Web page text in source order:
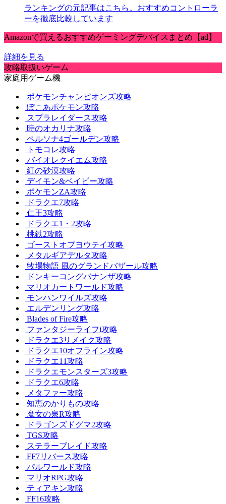
ランキングの元記事はこちら。おすすめコントローラ
ーを徹底比較しています
Amazonで買えるおすすめゲーミングデバイスまとめ【ad】
詳細を見る
攻略取扱いゲーム
家庭用ゲーム機
ポケモンチャンピオンズ攻略
ぽこあポケモン攻略
スプラレイダース攻略
時のオカリナ攻略
ペルソナ4ゴールデン攻略
トモコレ攻略
バイオレクイエム攻略
紅の砂漠攻略
デイモン&ベイビー攻略
ポケモンZA攻略
ドラクエ7攻略
仁王3攻略
ドラクエ1・2攻略
桃鉄2攻略
ゴーストオブヨウテイ攻略
メタルギアデルタ攻略
牧場物語 風のグランドバザール攻略
ドンキーコングバナンザ攻略
マリオカートワールド攻略
モンハンワイルズ攻略
エルデンリング攻略
Blades of Fire攻略
ファンタジーライフi攻略
ドラクエ3リメイク攻略
ドラクエ10オフライン攻略
ドラクエ11攻略
ドラクエモンスターズ3攻略
ドラクエ6攻略
メタファー攻略
知恵のかりもの攻略
魔女の泉R攻略
ドラゴンズドグマ2攻略
TGS攻略
ステラーブレイド攻略
FF7リバース攻略
パルワールド攻略
マリオRPG攻略
ティアキン攻略
FF16攻略